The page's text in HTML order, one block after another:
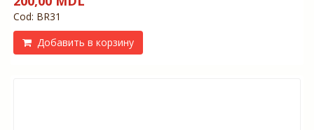
Cod: BR31
Добавить в корзину